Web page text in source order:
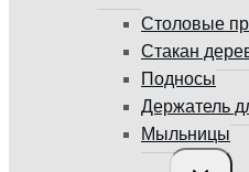
Столовые
Стакан
Подносы
Держатель
Мыльницы